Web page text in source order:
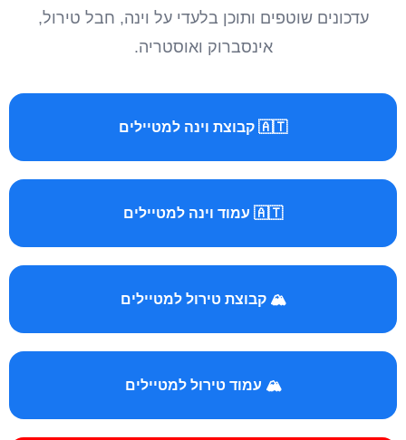
עדכונים שוטפים ותוכן בלעדי על וינה, חבל טירול,
אינסברוק ואוסטריה.
🇦🇹 קבוצת וינה למטיילים
🇦🇹 עמוד וינה למטיילים
🏔️ קבוצת טירול למטיילים
🏔️ עמוד טירול למטיילים